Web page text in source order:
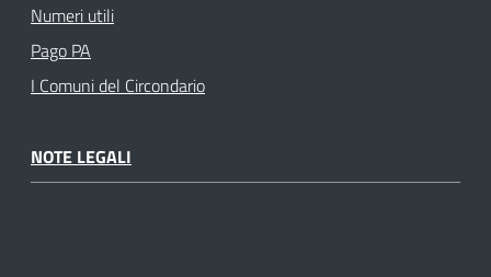
Numeri utili
Pago PA
I Comuni del Circondario
NOTE LEGALI